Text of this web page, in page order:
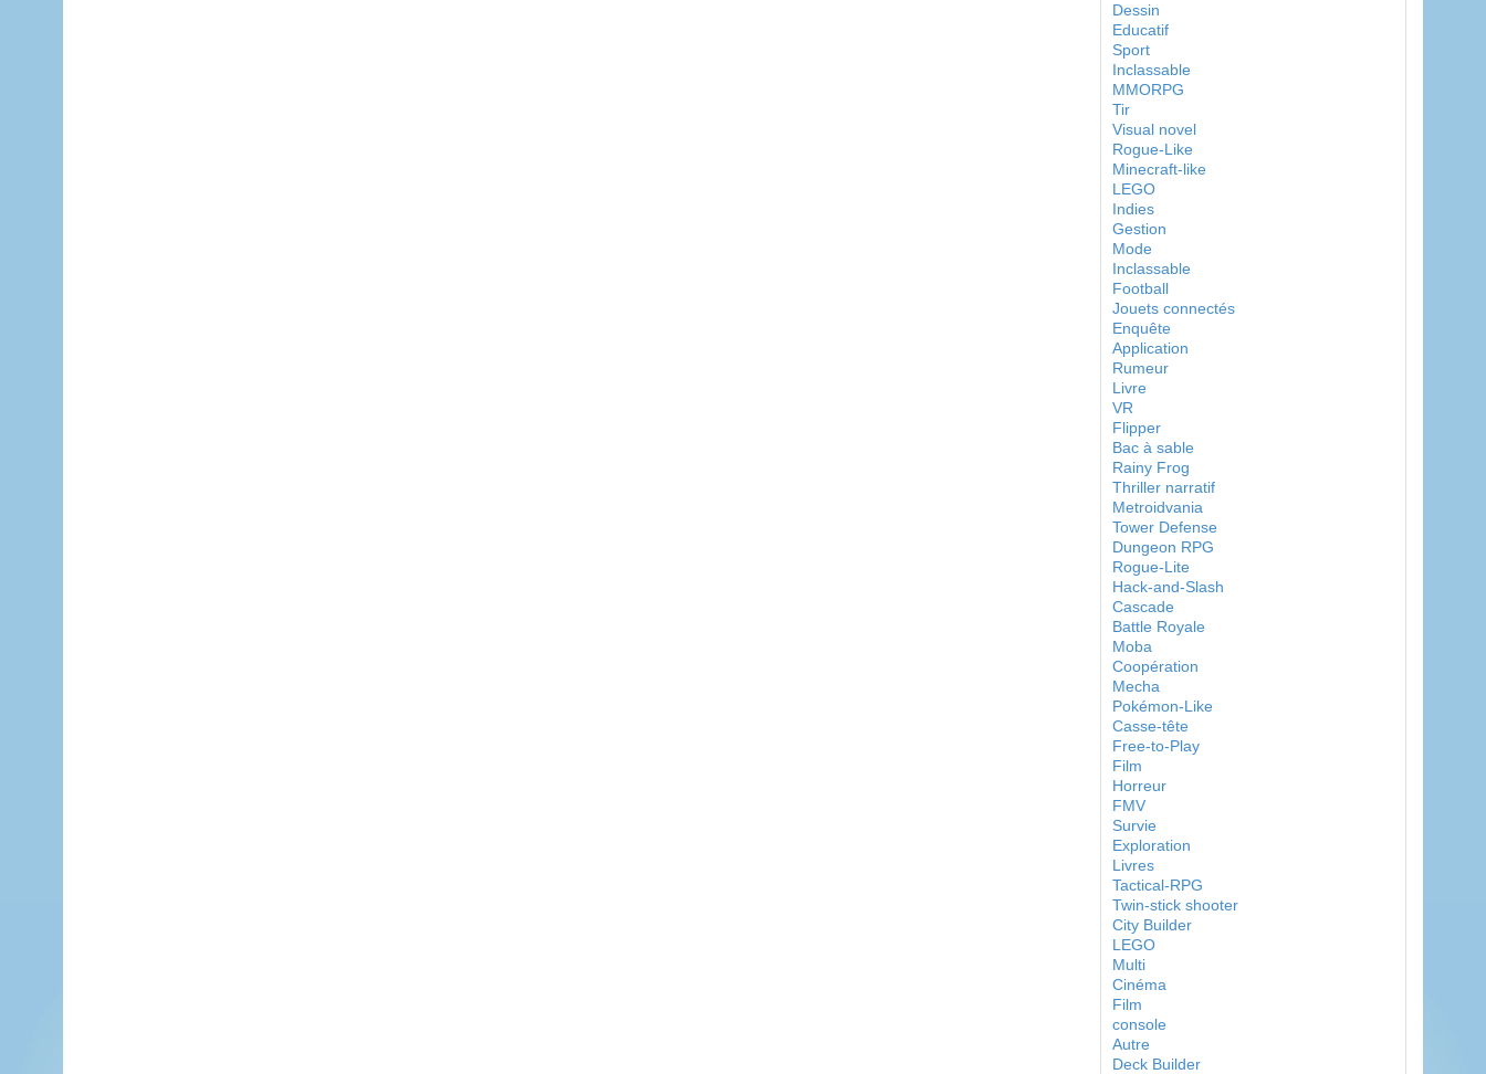
Dessin
Educatif
Sport
Inclassable
MMORPG
Tir
Visual novel
Rogue-Like
Minecraft-like
LEGO
Indies
Gestion
Mode
Inclassable
Football
Jouets connectés
Enquête
Application
Rumeur
Livre
VR
Flipper
Bac à sable
Rainy Frog
Thriller narratif
Metroidvania
Tower Defense
Dungeon RPG
Rogue-Lite
Hack-and-Slash
Cascade
Battle Royale
Moba
Coopération
Mecha
Pokémon-Like
Casse-tête
Free-to-Play
Film
Horreur
FMV
Survie
Exploration
Livres
Tactical-RPG
Twin-stick shooter
City Builder
LEGO
Multi
Cinéma
Film
console
Autre
Deck Builder